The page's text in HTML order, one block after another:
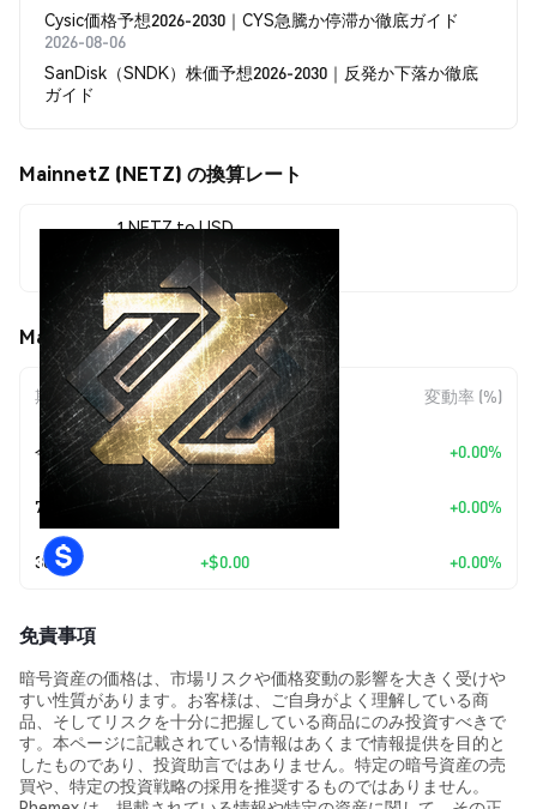
Cysic価格予想2026-2030｜CYS急騰か停滞か徹底ガイド
2026-08-06
SanDisk（SNDK）株価予想2026-2030｜反発か下落か徹底
ガイド
MainnetZ (NETZ) の換算レート
1 NETZ to USD
$0.00040495
MainnetZ (NETZ) の価格変動
期間 金額変動 変動率 (%)
今日 +$0.00 +0.00%
7日 $0.00 +0.00%
30日 +$0.00 +0.00%
免責事項
暗号資産の価格は、市場リスクや価格変動の影響を大きく受けや
すい性質があります。お客様は、ご自身がよく理解している商
品、そしてリスクを十分に把握している商品にのみ投資すべきで
す。本ページに記載されている情報はあくまで情報提供を目的と
したものであり、投資助言ではありません。特定の暗号資産の売
買や、特定の投資戦略の採用を推奨するものではありません。